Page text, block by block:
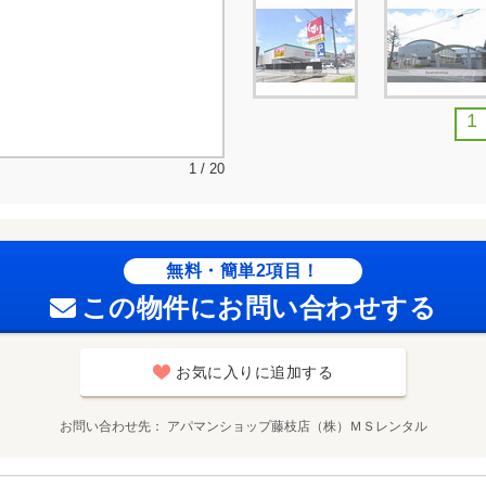
1 / 20
1
無料・簡単2項目！
この物件にお問い合わせする
お気に入りに追加する
お問い合わせ先 アパマンショップ藤枝店（株）ＭＳレンタル